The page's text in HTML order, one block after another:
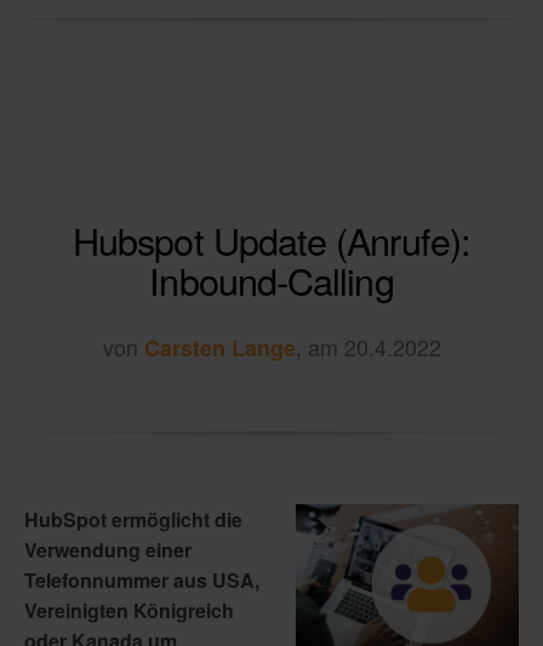
Hubspot Update (Anrufe):
Inbound-Calling
von Carsten Lange, am 20.4.2022
HubSpot ermöglicht die
Verwendung einer
Telefonnummer aus USA,
Vereinigten Königreich
oder Kanada um